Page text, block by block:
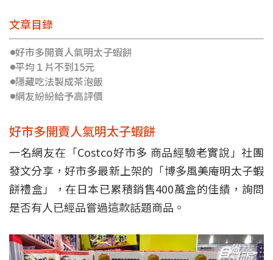
文章目錄
好市多開賣人氣明太子蝦餅
平均１片不到15元
隱藏吃法製成茶泡飯
網友紛紛給予高評價
好市多開賣人氣明太子蝦餅
一名網友在「Costco好市多 商品經驗老實說」社團
發文分享，好市多最新上架的「博多風美庵明太子蝦
餅禮盒」，在日本已累積銷售400萬盒的佳績，詢問
是否有人已經品嘗過這款話題商品。